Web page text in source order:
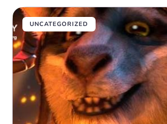
UNCATEGORIZED